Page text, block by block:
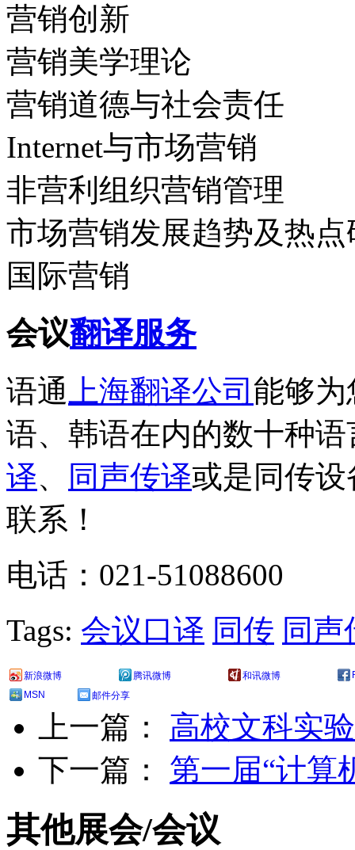
营销创新
营销美学理论
营销道德与社会责任
Internet与市场营销
非营利组织营销管理
市场营销发展趋势及热点
国际营销
会议翻译服务
语通 上海翻译公司 能够
语、韩语在内的数十种语
译、 同声传译或是同传
联系！
电话：021-51088600
Tags: 会议口译 同传 同声
新浪微博 腾讯微博 和讯微博
MSN
邮件分享
上一篇： 高校文科实
下一篇： 第一届“计算
其他展会/会议